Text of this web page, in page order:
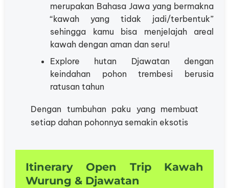
merupakan Bahasa Jawa yang bermakna
“kawah yang tidak jadi/terbentuk”
sehingga kamu bisa menjelajah areal
kawah dengan aman dan seru!
Explore hutan Djawatan dengan
keindahan pohon trembesi berusia
ratusan tahun
Dengan tumbuhan paku yang membuat
setiap dahan pohonnya semakin eksotis
Itinerary Open Trip Kawah
Wurung & Djawatan